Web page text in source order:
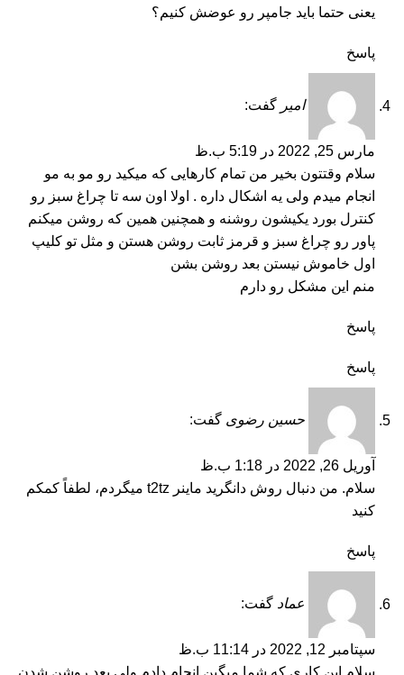
یعنی حتما باید جامپر رو عوضش کنیم؟
پاسخ
امیر گفت:
مارس 25, 2022 در 5:19 ب.ظ
سلام وقتتون بخیر من تمام کارهایی که میکید رو مو به مو
انجام میدم ولی یه اشکال داره . اولا اون سه تا چراغ سبز رو
کنترل بورد یکیشون روشنه و همچنین همین که روشن میکنم
پاور رو چراغ سبز و قرمز ثابت روشن هستن و مثل تو کلیپ
اول خاموش نیستن بعد روشن بشن
منم این مشکل رو دارم
پاسخ
پاسخ
حسین رضوی گفت:
آوریل 26, 2022 در 1:18 ب.ظ
سلام. من دنبال روش دانگرید ماینر t2tz میگردم، لطفاً کمکم
کنید
پاسخ
عماد گفت:
سپتامبر 12, 2022 در 11:14 ب.ظ